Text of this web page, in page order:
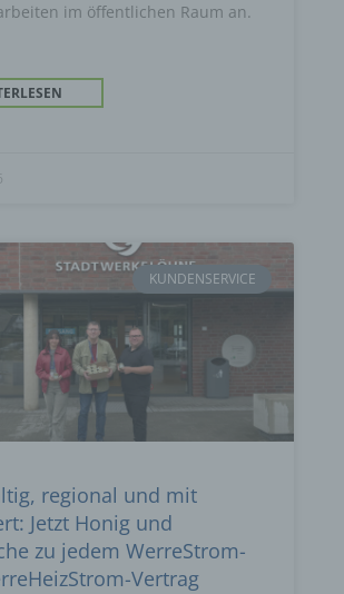
im öffentlichen Raum an.
KUNDENSERVICE
regional und mit
Jetzt Honig und
zu jedem WerreStrom-
Vertrag